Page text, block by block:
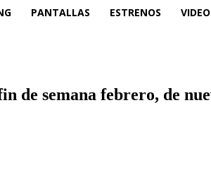
PANTALLAS ESTRENOS
de semana febrero, de